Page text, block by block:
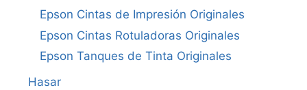
Epson Cintas de Impresión Originales
Epson Cintas Rotuladoras Originales
Epson Tanques de Tinta Originales
Hasar